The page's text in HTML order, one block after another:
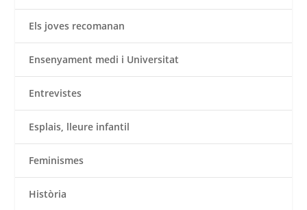
Els joves recomanan
Ensenyament medi i Universitat
Entrevistes
Esplais, lleure infantil
Feminismes
Història